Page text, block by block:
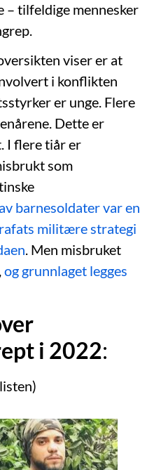
– tilfeldige mennesker
viser er at
i konflikten
er unge. Flere
Dette er
I flere tiår er
som
barnesoldater var en
militære strategi
. Men misbruket
og grunnlaget legges
i 2022: